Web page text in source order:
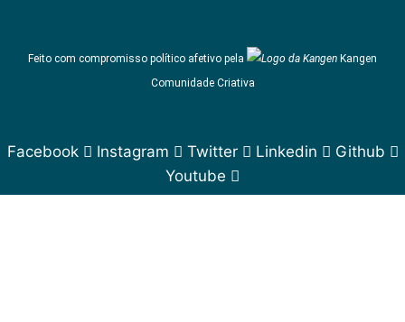
Feito com compromisso político afetivo pela
Kangen
Comunidade Criativa
Facebook Instagram Twitter Linkedin
Github
Youtube